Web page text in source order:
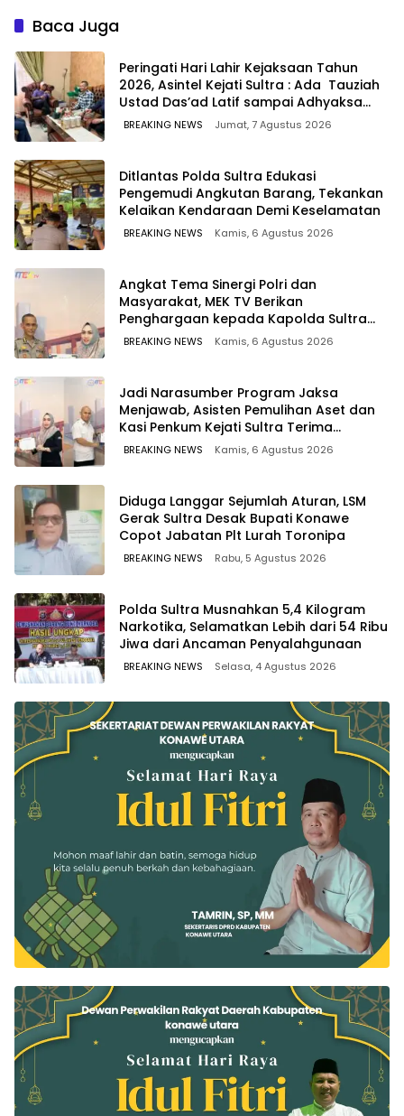
Toronipa
Baca Juga
Peringati Hari Lahir Kejaksaan Tahun
2026, Asintel Kejati Sultra : Ada Tauziah
Ustad Das’ad Latif sampai Adhyaksa
Run
BREAKING NEWS Jumat, 7 Agustus 2026
Ditlantas Polda Sultra Edukasi
Pengemudi Angkutan Barang, Tekankan
Kelaikan Kendaraan Demi Keselamatan
BREAKING NEWS Kamis, 6 Agustus 2026
Angkat Tema Sinergi Polri dan
Masyarakat, MEK TV Berikan
Penghargaan kepada Kapolda Sultra
melalui Kabid Humas
BREAKING NEWS Kamis, 6 Agustus 2026
Jadi Narasumber Program Jaksa
Menjawab, Asisten Pemulihan Aset dan
Kasi Penkum Kejati Sultra Terima
Penghargaan dari Komisaris MEK TV
BREAKING NEWS Kamis, 6 Agustus 2026
Diduga Langgar Sejumlah Aturan, LSM
Gerak Sultra Desak Bupati Konawe
Copot Jabatan Plt Lurah Toronipa
BREAKING NEWS Rabu, 5 Agustus 2026
Polda Sultra Musnahkan 5,4 Kilogram
Narkotika, Selamatkan Lebih dari 54 Ribu
Jiwa dari Ancaman Penyalahgunaan
BREAKING NEWS Selasa, 4 Agustus 2026